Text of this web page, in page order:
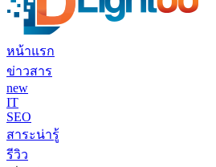
หน้าแรก
ข่าวสาร
new
IT
SEO
สาระน่ารู้
รีวิว